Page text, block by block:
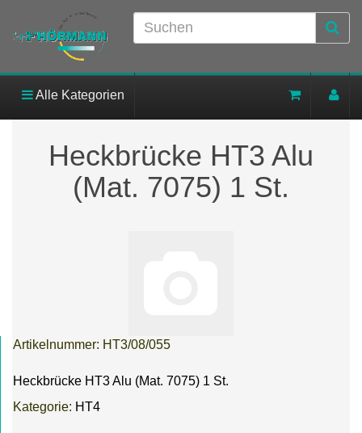
Alle Kategorien
Heckbrücke HT3 Alu
(Mat. 7075) 1 St.
Artikelnummer: HT3/08/055
Heckbrücke HT3 Alu (Mat. 7075) 1 St.
Kategorie: HT4